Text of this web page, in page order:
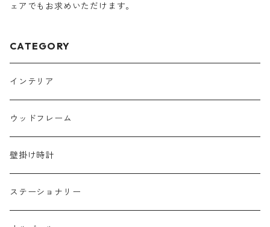
ェアでもお求めいただけます。
CATEGORY
インテリア
ウッドフレーム
壁掛け時計
ステーショナリー